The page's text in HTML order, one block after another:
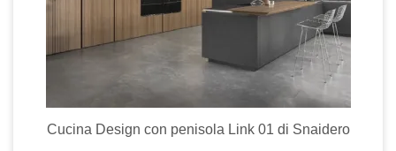
Cucina Design con penisola Link 01 di Snaidero